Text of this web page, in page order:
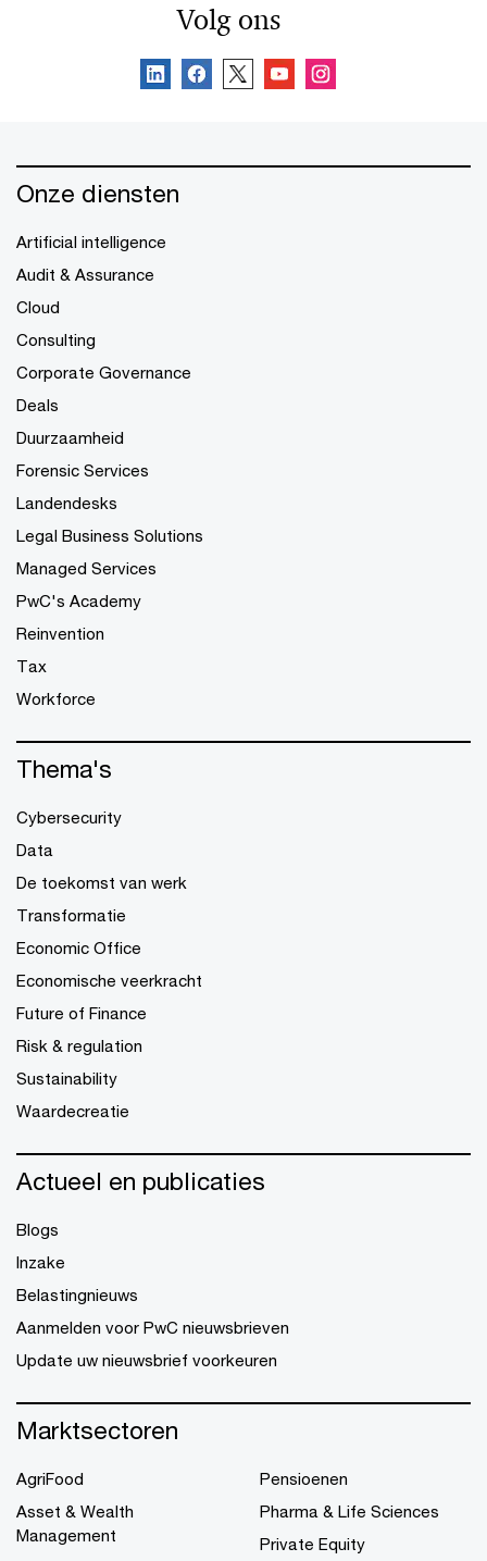
Volg ons
Onze diensten
Artificial intelligence
Audit & Assurance
Cloud
Consulting
Corporate Governance
Deals
Duurzaamheid
Forensic Services
Landendesks
Legal Business Solutions
Managed Services
PwC's Academy
Reinvention
Tax
Workforce
Thema's
Cybersecurity
Data
De toekomst van werk
Transformatie
Economic Office
Economische veerkracht
Future of Finance
Risk & regulation
Sustainability
Waardecreatie
Actueel en publicaties
Blogs
Inzake
Belastingnieuws
Aanmelden voor PwC nieuwsbrieven
Update uw nieuwsbrief voorkeuren
Marktsectoren
AgriFood
Asset & Wealth
Management
Pensioenen
Pharma & Life Sciences
Private Equity